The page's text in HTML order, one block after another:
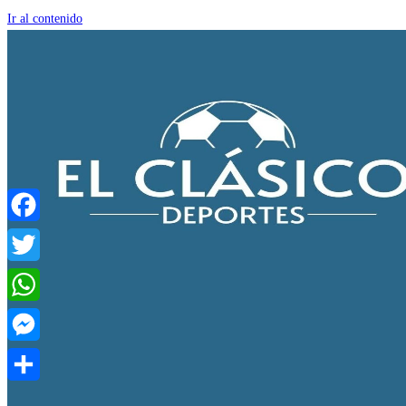
Ir al contenido
Facebook
Twitter
WhatsApp
Messenger